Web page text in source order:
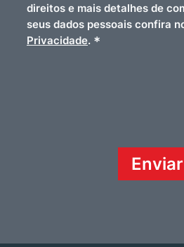
direitos e mais detalhes de
seus dados pessoais confira
Privacidade. *